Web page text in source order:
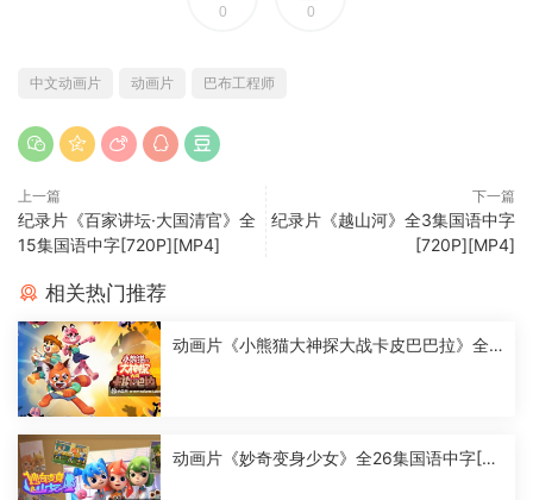
0 0
中文动画片 动画片 巴布工程师
上一篇
纪录片《百家讲坛·大国清官》全
15集国语中字[720P][MP4]
下一篇
纪录片《越山河》全3集国语中字
[720P][MP4]
相关热门推荐
动画片《小熊猫大神探大战卡皮巴巴拉》全2
动画片《妙奇变身少女》全26集国语中字[10